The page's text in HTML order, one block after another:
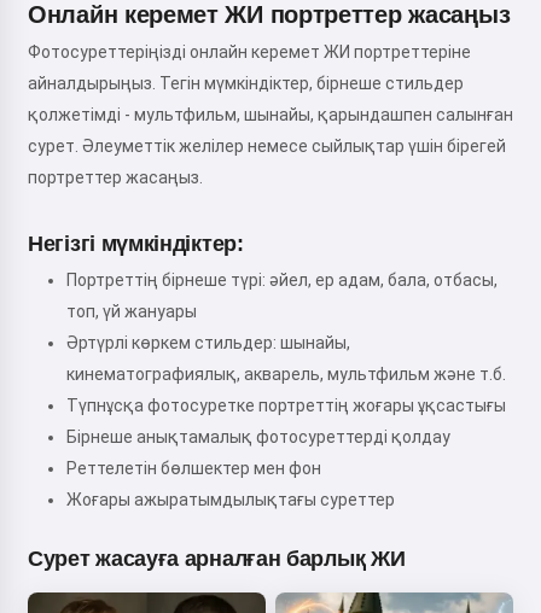
Онлайн керемет ЖИ портреттер жасаңыз
Фотосуреттеріңізді онлайн керемет ЖИ портреттеріне
айналдырыңыз. Тегін мүмкіндіктер, бірнеше стильдер
қолжетімді - мультфильм, шынайы, қарындашпен салынған
сурет. Әлеуметтік желілер немесе сыйлықтар үшін бірегей
портреттер жасаңыз.
Негізгі мүмкіндіктер:
Портреттің бірнеше түрі: әйел, ер адам, бала, отбасы,
топ, үй жануары
Әртүрлі көркем стильдер: шынайы,
кинематографиялық, акварель, мультфильм және т.б.
Түпнұсқа фотосуретке портреттің жоғары ұқсастығы
Бірнеше анықтамалық фотосуреттерді қолдау
Реттелетін бөлшектер мен фон
Жоғары ажыратымдылықтағы суреттер
Сурет жасауға арналған барлық ЖИ